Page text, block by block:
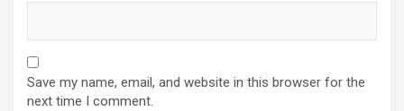
Save my name, email, and website in this browser for the
next time I comment.